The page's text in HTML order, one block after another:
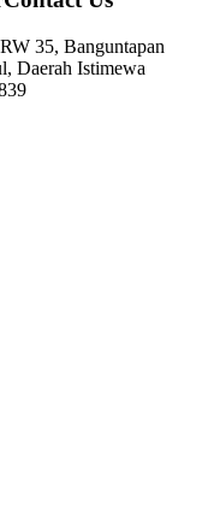
35, Banguntapan
Daerah Istimewa